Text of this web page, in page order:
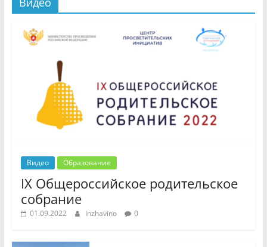
Видео Образование
IX Общероссийское родительское
собрание
01.09.2022 inzhavino 0